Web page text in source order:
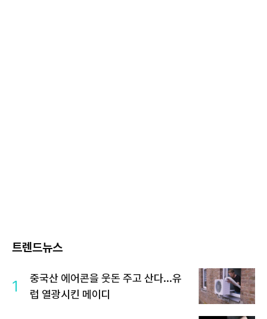
트렌드뉴스
1
중국산 에어콘을 웃돈 주고 산다...유
럽 열광시킨 메이디